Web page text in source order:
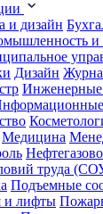
и дизайн
и
Дизайн
Инженерные
Медицина
труда
Подъемные
и лифты